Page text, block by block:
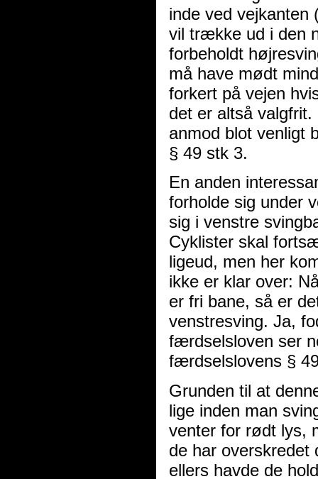
inde ved vejkanten
vil trække ud i den
forbeholdt
må have mødt
forkert på vejen
det er altså
anmod blot venligt
§ 49 stk 3.
En anden
forholde sig under
sig i venstre
Cyklister skal
ligeud, men her
ikke er klar over:
er fri bane, så er
venstresving. Ja,
færdselsloven ser
færdselslovens §
Grunden til at
lige inden man
venter for rødt lys,
de har overskredet
ellers havde de